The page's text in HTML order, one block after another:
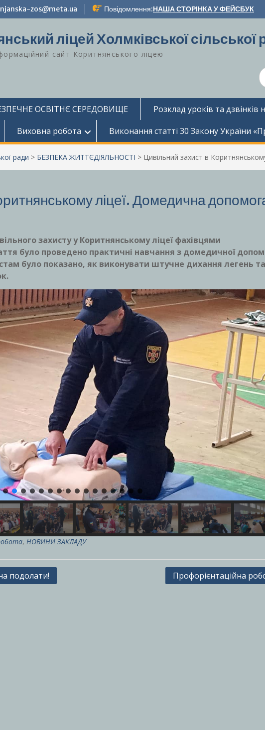
zos@meta.ua Повідомлення:НАША СТОРІНКА У ФЕЙСБУК
ліцей Холмківської сільської
сайт Коритнянського ліцею
ОСВІТНЄ СЕРЕДОВИЩЕ Розклад уроків та дзвінків
Виховна робота Виконання статті 30 Закону України
ради > БЕЗПЕКА ЖИТТЄДІЯЛЬНОСТІ > Цивільний захист в
ліцеї. Домедична
захисту у Коритнянському ліцеї фахівцями
було проведено практичні навчання з домедичної
було показано, як виконувати штучне дихання легень та
, НОВИНИ ЗАКЛАДУ
подолати! Профорієнтаційна